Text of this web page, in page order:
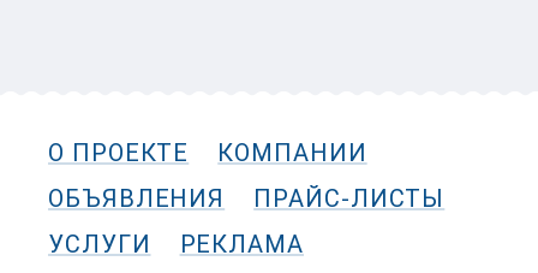
О ПРОЕКТЕ
КОМПАНИИ
ОБЪЯВЛЕНИЯ
ПРАЙС-ЛИСТЫ
УСЛУГИ
РЕКЛАМА